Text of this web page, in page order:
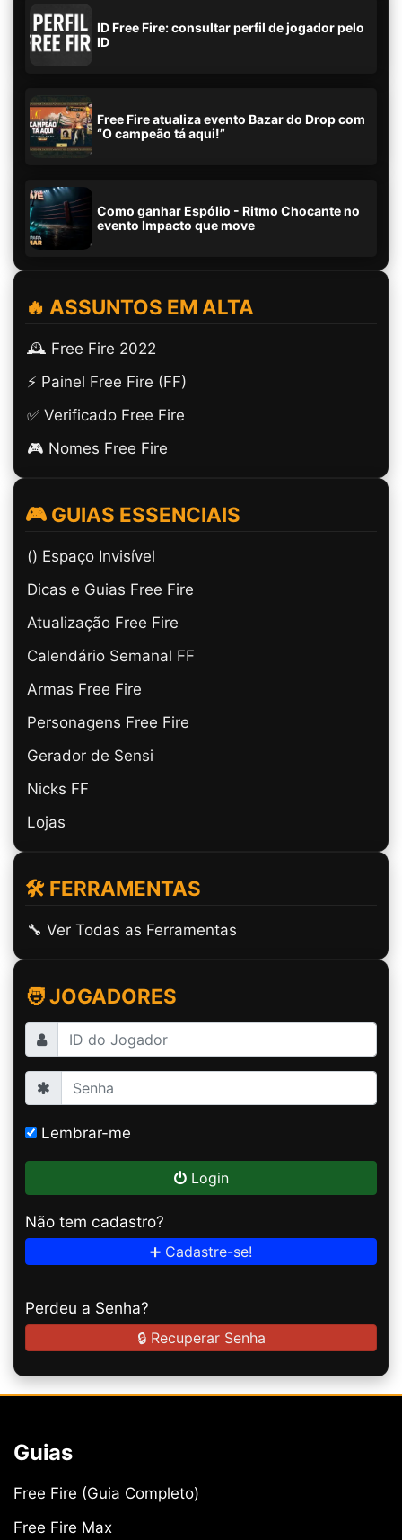
ID Free Fire: consultar perfil de jogador pelo
ID
Free Fire atualiza evento Bazar do Drop com
“O campeão tá aqui!”
Como ganhar Espólio - Ritmo Chocante no
evento Impacto que move
🔥 ASSUNTOS EM ALTA
🕰️ Free Fire 2022
⚡ Painel Free Fire (FF)
✅ Verificado Free Fire
🎮 Nomes Free Fire
🎮 GUIAS ESSENCIAIS
(ㅤ) Espaço Invisível
Dicas e Guias Free Fire
Atualização Free Fire
Calendário Semanal FF
Armas Free Fire
Personagens Free Fire
Gerador de Sensi
Nicks FF
Lojas
🛠️ FERRAMENTAS
🔧 Ver Todas as Ferramentas
🧑 JOGADORES
Lembrar-me
Login
Não tem cadastro?
➕ Cadastre-se!
Perdeu a Senha?
🔒 Recuperar Senha
Guias
Free Fire (Guia Completo)
Free Fire Max